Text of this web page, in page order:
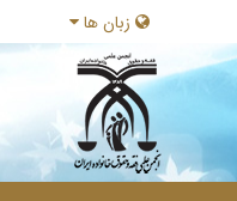
زبان ها